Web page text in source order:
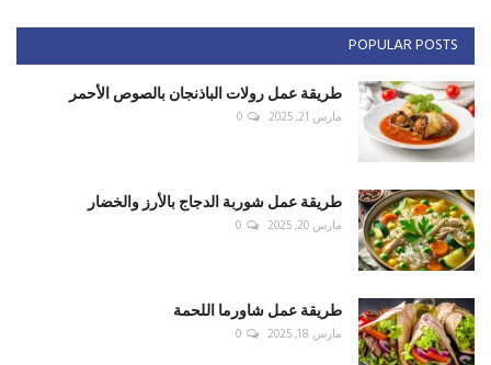
POPULAR POSTS
طريقة عمل رولات الباذنجان بالصوص الأحمر
مارس 21, 2025 0
طريقة عمل شوربة الدجاج بالأرز والخضار
مارس 20, 2025 0
طريقة عمل شاورما اللحمة
مارس 18, 2025 0